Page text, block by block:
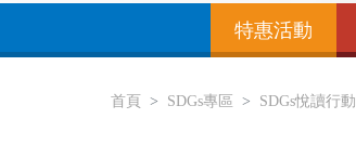
特惠活動
首頁 SDGs專區 SDGs悅讀行動